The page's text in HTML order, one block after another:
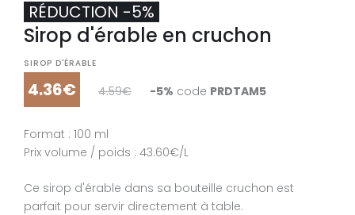
Sirop d'érable en cruchon
SIROP D'ÉRABLE
4.36€ 4.59€ -5% code PRDTAM5
RÉDUCTION -5%
Format : 100 ml
Prix volume / poids : 43.60€/L
Ce sirop d'érable dans sa bouteille cruchon est
parfait pour servir directement à table.